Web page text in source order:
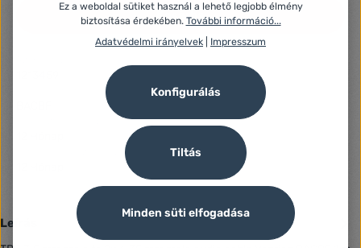
Kosárba
Leírás
Ez a weboldal sütiket használ a lehető legjobb élmény
biztosítása érdekében. További információ...
Adatvédelmi irányelvek
Impresszum
Tiltás
Konfigurálás
Minden süti elfogadása